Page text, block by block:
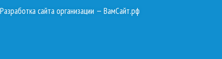
Разработка сайта организации — ВамСайт.рф